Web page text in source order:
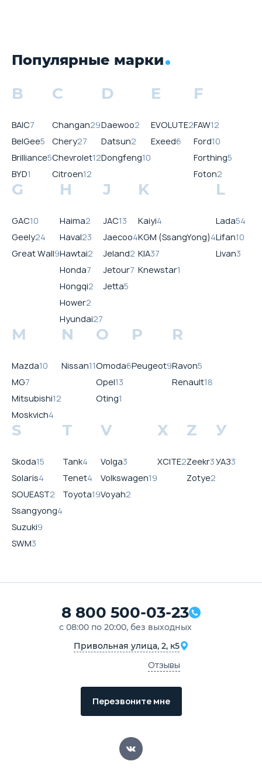
Популярные марки
B
BAIC7
BelGee5
Brilliance5
BYD1
C
Changan29
Chery27
Chevrolet12
Citroen12
D
Daewoo2
Datsun2
Dongfeng10
E
EVOLUTE2
Exeed6
F
FAW12
Ford10
Forthing5
Foton2
G
GAC10
Geely24
Great Wall9
H
Haima2
Haval23
Hawtai2
Honda7
Hongqi2
Hower2
Hyundai27
J
JAC13
Jaecoo4
Jeland2
Jetour7
Jetta5
K
Kaiyi4
KGM (SsangYong)4
KIA37
Knewstar1
L
Lada54
Lifan10
Livan3
M
Mazda10
MG7
Mitsubishi12
Moskvich4
N
Nissan11
O
Omoda6
Opel13
Oting1
P
Peugeot9
R
Ravon5
Renault18
S
Skoda15
Solaris4
SOUEAST2
Ssangyong4
Suzuki9
SWM3
T
Tank4
Tenet4
Toyota19
V
Volga3
Volkswagen19
Voyah2
X
XCITE2
Z
Zeekr3
Zotye2
У
УАЗ3
8 800 500-03-23
с 08:00 по 20:00, без выходных
Привольная улица, 2, к5
Отзывы
Перезвоните мне